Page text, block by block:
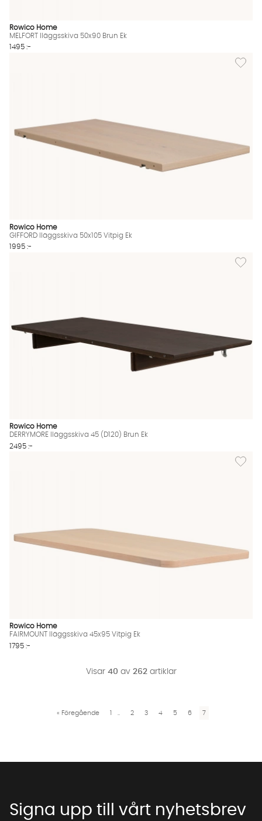
Rowico Home
MELFORT Iläggsskiva 50x90 Brun Ek
1495 :-
Lägg
Rowico Home
GIFFORD Iläggsskiva 50x105 Vitpig Ek
1995 :-
Lägg
Rowico Home
DERRYMORE Iläggsskiva 45 (D120) Brun Ek
2495 :-
Lägg
Rowico Home
FAIRMOUNT Iläggsskiva 45x95 Vitpig Ek
1795 :-
Visar 40 av 262artiklar
« Föregående 1 2 3 4 5 6 7
Signa upp till vårt nyhetsbrev